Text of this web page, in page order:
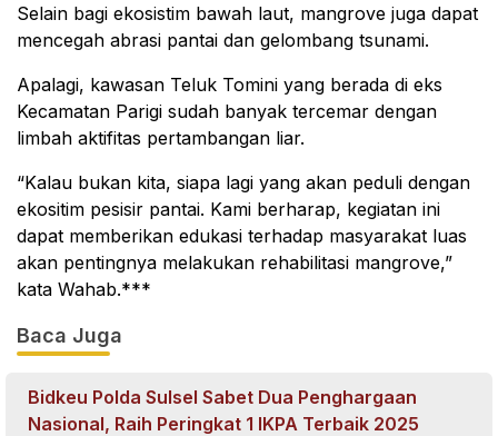
Selain bagi ekosistim bawah laut, mangrove juga dapat
mencegah abrasi pantai dan gelombang tsunami.
Apalagi, kawasan Teluk Tomini yang berada di eks
Kecamatan Parigi sudah banyak tercemar dengan
limbah aktifitas pertambangan liar.
“Kalau bukan kita, siapa lagi yang akan peduli dengan
ekositim pesisir pantai. Kami berharap, kegiatan ini
dapat memberikan edukasi terhadap masyarakat luas
akan pentingnya melakukan rehabilitasi mangrove,”
kata Wahab.***
Baca Juga
Bidkeu Polda Sulsel Sabet Dua Penghargaan
Nasional, Raih Peringkat 1 IKPA Terbaik 2025